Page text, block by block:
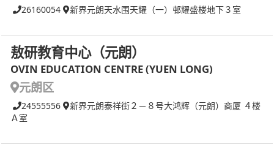
26160054 新界元朗天水围天耀（一）邨耀盛楼地下３室
敖研教育中心（元朗）
OVIN EDUCATION CENTRE (YUEN LONG)
元朗区
24555556
新界元朗泰祥街２－８号大鸿辉（元朗）商厦 ４楼
Ａ室